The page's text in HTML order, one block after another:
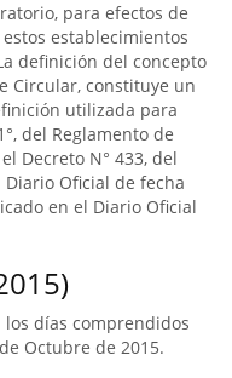
para efectos de
establecimientos
definición del concepto
Circular, constituye un
utilizada para
del Reglamento de
Decreto N° 433, del
Oficial de fecha
en el Diario Oficial
días comprendidos
Octubre de 2015.